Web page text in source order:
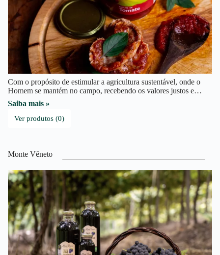
Com o propósito de estimular a agricultura sustentável, onde o
Homem se mantém no campo, recebendo os valores justos e…
Saiba mais »
Ver produtos (0)
Monte Vêneto